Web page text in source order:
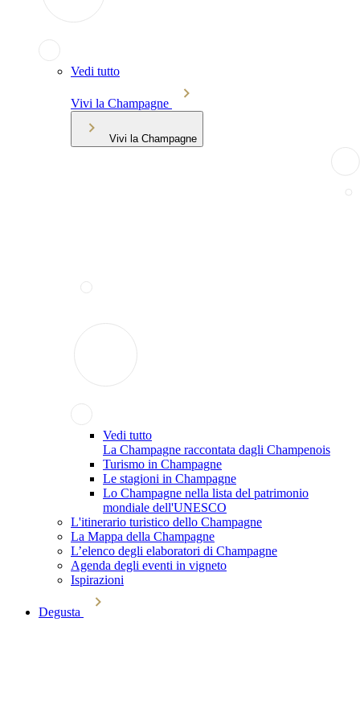
Vedi tutto
Vivi la Champagne
Vivi la Champagne
Vedi tutto
La Champagne raccontata dagli Champenois
Turismo in Champagne
Le stagioni in Champagne
Lo Champagne nella lista del patrimonio
mondiale dell'UNESCO
L'itinerario turistico dello Champagne
La Mappa della Champagne
L’elenco degli elaboratori di Champagne
Agenda degli eventi in vigneto
Ispirazioni
Degusta